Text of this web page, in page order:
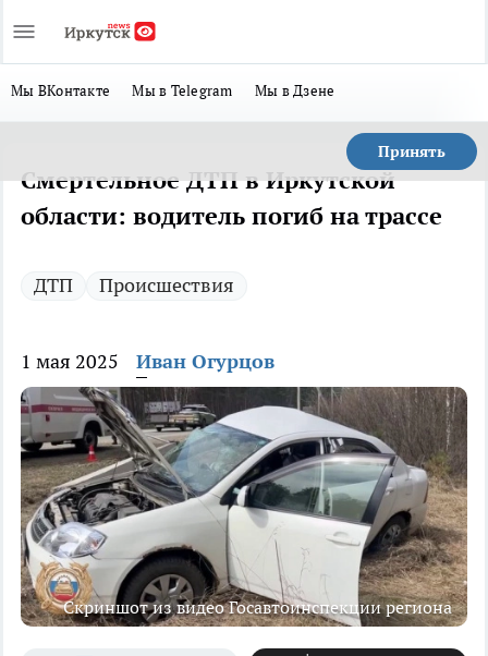
Мы ВКонтакте Мы в Telegram Мы в Дзене
Принять
Смертельное ДТП в Иркутской
области: водитель погиб на трассе
ДТП Происшествия
1 мая 2025 Иван Огурцов
Скриншот из видео Госавтоинспекции региона